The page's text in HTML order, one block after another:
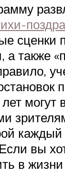
сценки
также
каждый
вы
в